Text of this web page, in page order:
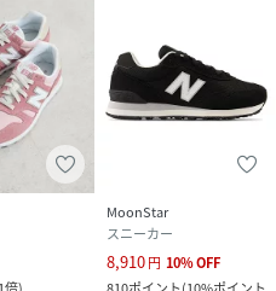
MoonStar
スニーカー
8,910円 10%OFF